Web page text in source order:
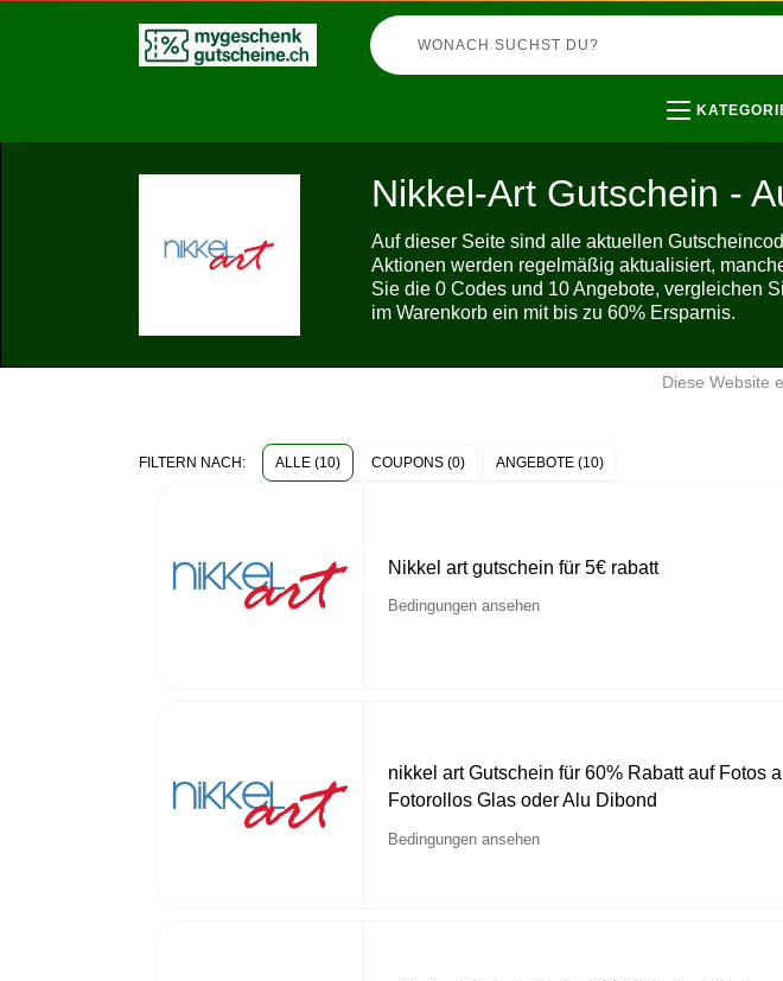
Nikkel-Art Gutschein -
Auf dieser Seite sind alle aktuellen
Aktionen werden regelmäßig aktualisiert,
Sie die 0 Codes und 10 Angebote, vergleichen
im Warenkorb ein mit bis zu 60% Ersparnis.
Diese Website
FILTERN NACH: ALLE (10) COUPONS (0) ANGEBOTE (10)
Nikkel art gutschein für 5€ rabatt
Bedingungen ansehen
nikkel art Gutschein für 60% Rabatt auf Fotos
Fotorollos Glas oder Alu Dibond
Bedingungen ansehen